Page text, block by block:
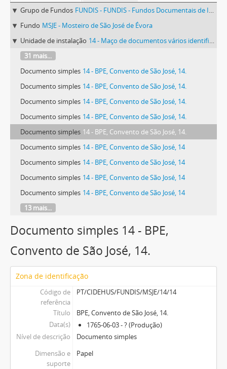
Grupo de Fundos FUNDIS - FUNDIS - Fundos Documentais de Instituições do Sul
Fundo MSJE - Mosteiro de São José de Évora
Unidade de instalação 14 - Maço de documentos vários identificado com o número 14.
31 mais...
Documento simples 14 - BPE, Convento de São José, 14.
Documento simples 14 - BPE, Convento de São José, 14.
Documento simples 14 - BPE, Convento de São José, 14.
Documento simples 14 - BPE, Convento de São José, 14.
Documento simples 14 - BPE, Convento de São José, 14.
Documento simples 14 - BPE, Convento de São José, 14
Documento simples 14 - BPE, Convento de São José, 14
Documento simples 14 - BPE, Convento de São José, 14
Documento simples 14 - BPE, Convento de São José, 14
13 mais...
Documento simples 14 - BPE,
Convento de São José, 14.
Zona de identificação
Código de
referência
PT/CIDEHUS/FUNDIS/MSJE/14/14
Título
BPE, Convento de São José, 14.
Data(s)
1765-06-03 - ? (Produção)
Nível de descrição
Documento simples
Dimensão e
suporte
Papel